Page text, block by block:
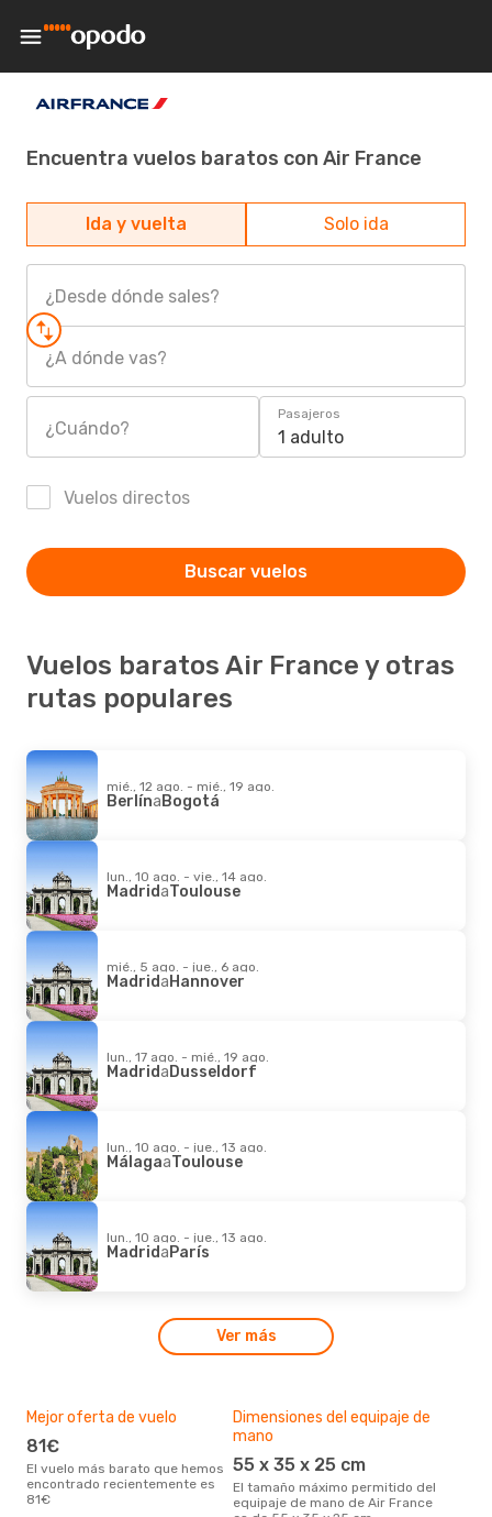
Encuentra vuelos baratos con Air France
Ida y vuelta Solo ida
¿Desde dónde sales?
¿A dónde vas?
¿Cuándo?
Pasajeros
1 adulto
Vuelos directos
Buscar vuelos
Vuelos baratos Air France y otras
rutas populares
mié., 12 ago. - mié., 19 ago.
BerlínaBogotá
lun., 10 ago. - vie., 14 ago.
MadridaToulouse
mié., 5 ago. - jue., 6 ago.
MadridaHannover
lun., 17 ago. - mié., 19 ago.
MadridaDusseldorf
lun., 10 ago. - jue., 13 ago.
MálagaaToulouse
lun., 10 ago. - jue., 13 ago.
MadridaParís
Ver más
Mejor oferta de vuelo
81€
El vuelo más barato que hemos
encontrado recientemente es
81€
Dimensiones del equipaje de
mano
55 x 35 x 25 cm
El tamaño máximo permitido del
equipaje de mano de Air France